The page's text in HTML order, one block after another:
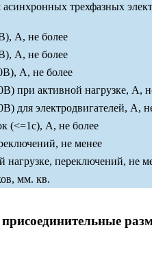
трехфазных
А, не более
А, не более
А, не более
при активной нагрузке, А,
для электродвигателей, А,
(<=1c), А, не более
не менее
нагрузке, переключений, не
мм. кв.